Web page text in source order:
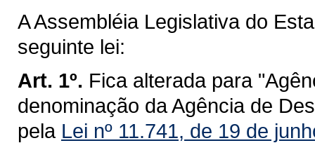
A Assembléia Legislativa do
seguinte lei:
Art. 1º. Fica alterada para
denominação da Agência de
pela Lei nº 11.741, de 19 de